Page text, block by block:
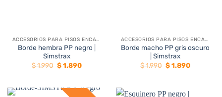
ACCESORIOS PARA PISOS ENCASTRABLES
Borde hembra PP negro |
Simstrax
$1.990 El
precio
$ 1.990.
$1.890El
$ 1.890.
ACCESORIOS PARA PISOS ENCASTRABLES
Borde macho PP gris oscuro
| Simstrax
$1.990 El
precio
$ 1.990.
$1.890El